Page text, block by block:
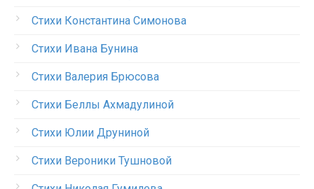
Стихи Константина Симонова
Стихи Ивана Бунина
Стихи Валерия Брюсова
Стихи Беллы Ахмадулиной
Стихи Юлии Друниной
Стихи Вероники Тушновой